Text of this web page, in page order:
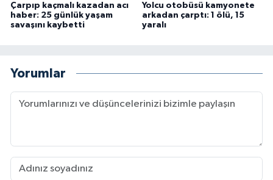
Çarpıp kaçmalı kazadan acı
haber: 25 günlük yaşam
savaşını kaybetti
Yolcu otobüsü kamyonete
arkadan çarptı: 1 ölü, 15
yaralı
Yorumlar